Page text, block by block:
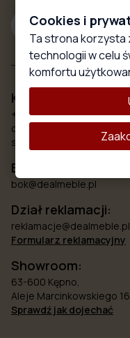
Kontakt
+48 579 777 748
od poniedziałku do piątku
sobota 10:00 - 15:00
Biuro obsługi klienta:
bok@dealmeble.pl
Dział reklamacji:
reklamacje@dealmeble.pl
Formularz reklamacyjny
Showroom:
63-600 Kępno,
Aleje Marcinkowskiego 16
Sprawdź jak dojechać
Cookies i
Ta strona korzysta
technologii w celu
komfortu